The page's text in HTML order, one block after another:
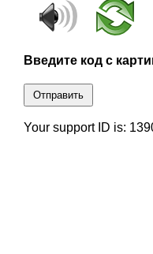
Введите код с
Отправить
Your support ID is: